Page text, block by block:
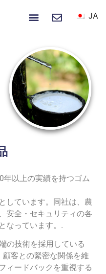
JA
年以上の実績を持つゴム
しています。同社は、農
安全・セキュリティの各
なっています。.
の技術を採用している
顧客との緊密な関係を維
ィードバックを重視する